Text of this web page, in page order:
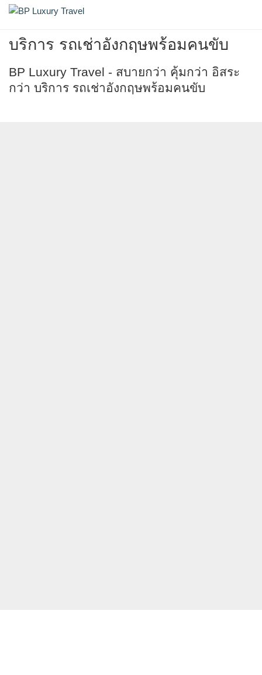
Skip
BP Luxury Travel
รถเช่าอังกฤษพร้อมคนขับ
บริการ รถเช่าอังกฤษพร้อมคนขับ
BP Luxury Travel - สบายกว่า คุ้มกว่า อิสระ
กว่า บริการ รถเช่าอังกฤษพร้อมคนขับ